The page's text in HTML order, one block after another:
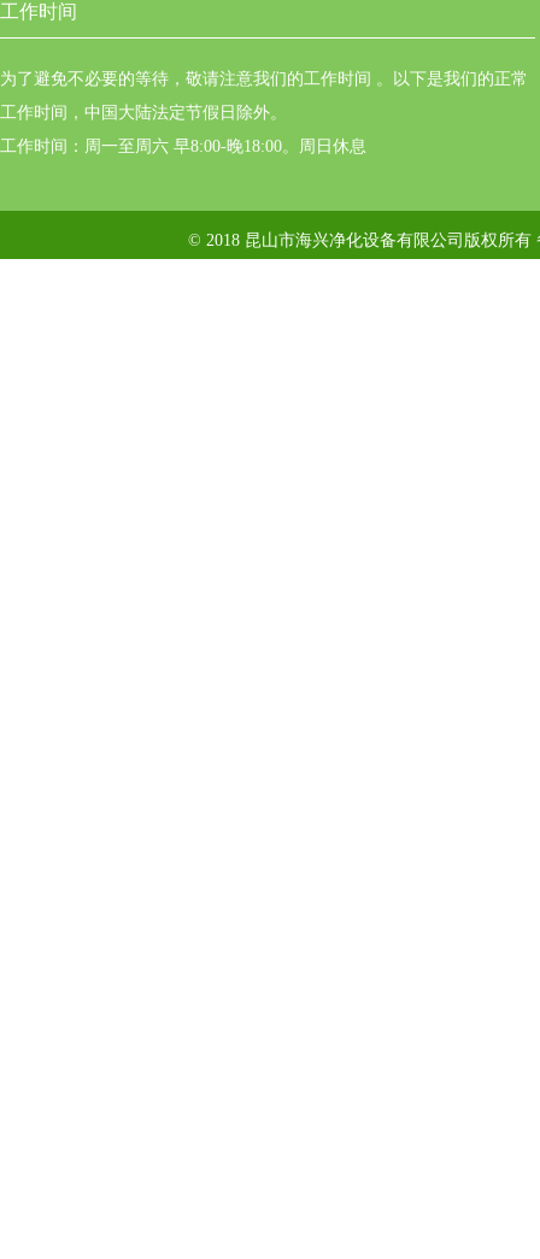
工作时间
为了避免不必要的等待，敬请注意我们的工作时间 。以下是我们的正常
工作时间，中国大陆法定节假日除外。
工作时间：周一至周六 早8:00-晚18:00。周日休息
© 2018 昆山市海兴净化设备有限公司版权所有